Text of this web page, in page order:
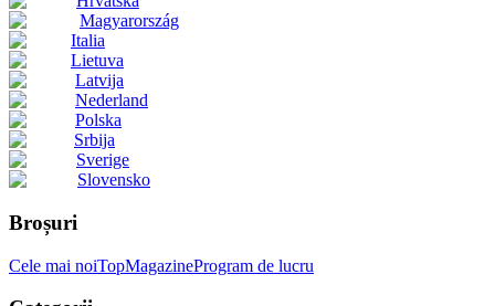
Magyarország
Italia
Lietuva
Latvija
Nederland
Polska
Srbija
Sverige
Slovensko
Broșuri
Cele mai noiTopMagazineProgram de lucru